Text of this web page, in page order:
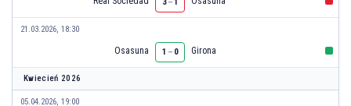
21.03.2026, 18:30
Osasuna 1 – 0 Girona
Kwiecień 2026
05.04.2026, 19:00